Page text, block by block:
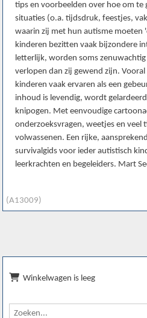
(A13009)
tips en voorbeelden over hoe om te
situaties (o.a. tijdsdruk, feestjes,
waarin zij met hun autisme moeten
kinderen bezitten vaak bijzondere
letterlijk, worden soms
verlopen dan zij gewend zijn.
kinderen vaak ervaren als een
inhoud is levendig, wordt
knipogen. Met eenvoudige
onderzoeksvragen, weetjes en veel
volwassenen. Een rijke,
survivalgids voor ieder autistisch
leerkrachten en begeleiders. Mart
Winkelwagen is leeg